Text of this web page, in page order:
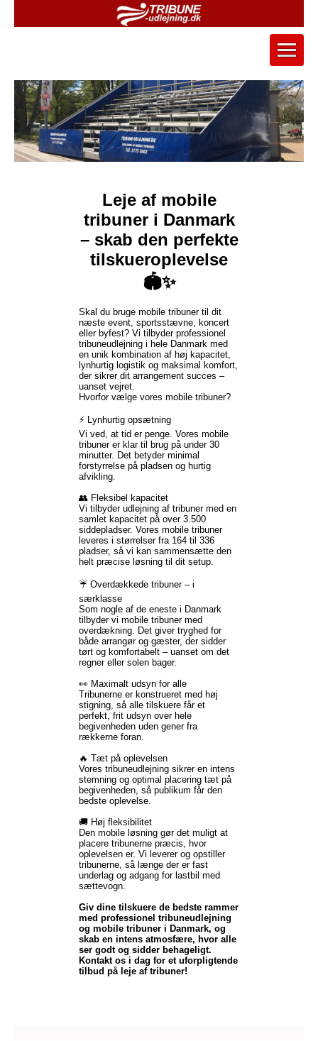
Leje af mobile
tribuner i Danmark
– skab den perfekte
tilskueroplevelse
🏟️✨
Skal du bruge mobile tribuner til dit
næste event, sportsstævne, koncert
eller byfest? Vi tilbyder professionel
tribuneudlejning i hele Danmark med
en unik kombination af høj kapacitet,
lynhurtig logistik og maksimal komfort,
der sikrer dit arrangement succes –
uanset vejret.
Hvorfor vælge vores mobile tribuner?
⚡ Lynhurtig opsætning
Vi ved, at tid er penge. Vores mobile
tribuner er klar til brug på under 30
minutter. Det betyder minimal
forstyrrelse på pladsen og hurtig
afvikling.
👥 Fleksibel kapacitet
Vi tilbyder udlejning af tribuner med en
samlet kapacitet på over 3.500
siddepladser. Vores mobile tribuner
leveres i størrelser fra 164 til 336
pladser, så vi kan sammensætte den
helt præcise løsning til dit setup.
☔ Overdækkede tribuner – i
særklasse
Som nogle af de eneste i Danmark
tilbyder vi mobile tribuner med
overdækning. Det giver tryghed for
både arrangør og gæster, der sidder
tørt og komfortabelt – uanset om det
regner eller solen bager.
👀 Maximalt udsyn for alle
Tribunerne er konstrueret med høj
stigning, så alle tilskuere får et
perfekt, frit udsyn over hele
begivenheden uden gener fra
rækkerne foran.
🔥 Tæt på oplevelsen
Vores tribuneudlejning sikrer en intens
stemning og optimal placering tæt på
begivenheden, så publikum får den
bedste oplevelse.
🚚 Høj fleksibilitet
Den mobile løsning gør det muligt at
placere tribunerne præcis, hvor
oplevelsen er. Vi leverer og opstiller
tribunerne, så længe der er fast
underlag og adgang for lastbil med
sættevogn.
Giv dine tilskuere de bedste rammer
med professionel tribuneudlejning
og mobile tribuner i Danmark, og
skab en intens atmosfære, hvor alle
ser godt og sidder behageligt.
Kontakt os i dag for et uforpligtende
tilbud på leje af tribuner!